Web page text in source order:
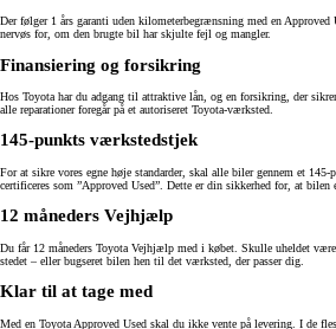
Der følger 1 års garanti uden kilometerbegrænsning med en
nervøs for, om den brugte bil har skjulte fejl og mangler.
Finansiering og forsikring
Hos Toyota har du adgang til attraktive lån, og en forsikring, der
alle reparationer foregår på et autoriseret Toyota-værksted.
145-punkts værkstedstjek
For at sikre vores egne høje standarder, skal alle biler gennem et
certificeres som ”Approved Used”. Dette er din sikkerhed for, at bilen
12 måneders Vejhjælp
Du får 12 måneders Toyota Vejhjælp med i købet. Skulle uheldet
stedet – eller bugseret bilen hen til det værksted, der passer dig.
Klar til at tage med
Med en Toyota Approved Used skal du ikke vente på levering. I de